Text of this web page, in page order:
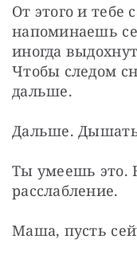
От этого и тебе
напоминаешь
иногда
Чтобы следом
дальше.
Дальше.
Ты умеешь это.
расслабление.
Маша, пусть